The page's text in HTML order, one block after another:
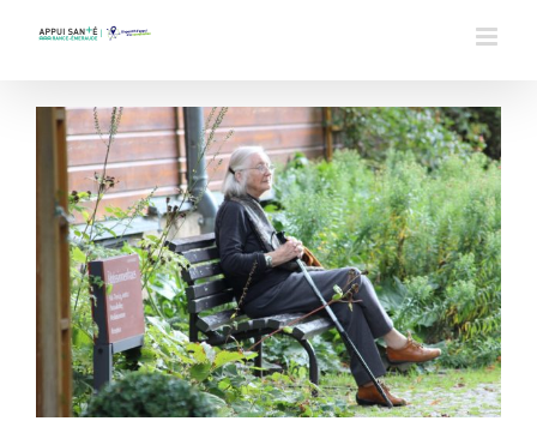
Voir
l'image
agrandie